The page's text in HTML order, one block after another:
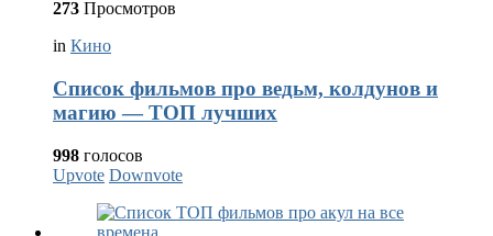
273 Просмотров
in Кино
Список фильмов про ведьм, колдунов и
магию — ТОП лучших
998 голосов
Upvote Downvote